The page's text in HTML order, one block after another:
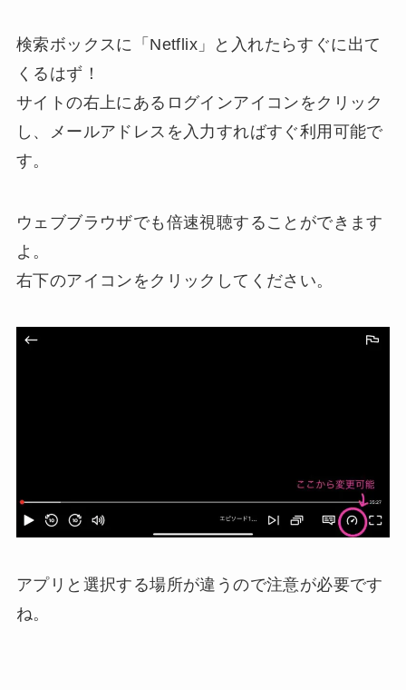
検索ボックスに「Netflix」と入れたらすぐに出て
くるはず！
サイトの右上にあるログインアイコンをクリック
し、メールアドレスを入力すればすぐ利用可能で
す。
ウェブブラウザでも倍速視聴することができます
よ。
右下のアイコンをクリックしてください。
アプリと選択する場所が違うので注意が必要です
ね。